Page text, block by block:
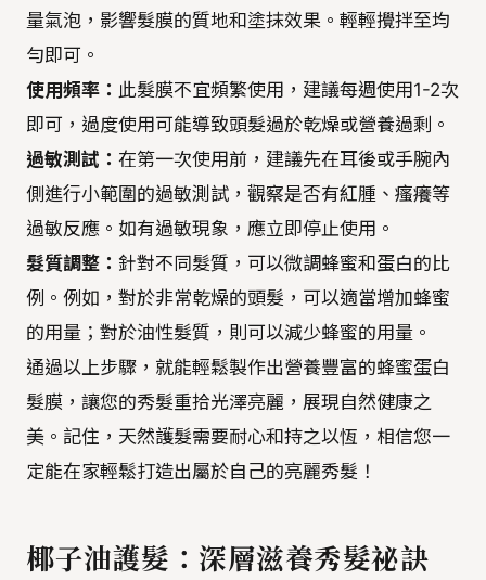
量氣泡，影響髮膜的質地和塗抹效果。輕輕攪拌至均
勻即可。
使用頻率： 此髮膜不宜頻繁使用，建議每週使用1-2次
即可，過度使用可能導致頭髮過於乾燥或營養過剩。
過敏測試： 在第一次使用前，建議先在耳後或手腕內
側進行小範圍的過敏測試，觀察是否有紅腫、瘙癢等
過敏反應。如有過敏現象，應立即停止使用。
髮質調整： 針對不同髮質，可以微調蜂蜜和蛋白的比
例。例如，對於非常乾燥的頭髮，可以適當增加蜂蜜
的用量；對於油性髮質，則可以減少蜂蜜的用量。
通過以上步驟，就能輕鬆製作出營養豐富的蜂蜜蛋白
髮膜，讓您的秀髮重拾光澤亮麗，展現自然健康之
美。記住，天然護髮需要耐心和持之以恆，相信您一
定能在家輕鬆打造出屬於自己的亮麗秀髮！
椰子油護髮：深層滋養秀髮祕訣